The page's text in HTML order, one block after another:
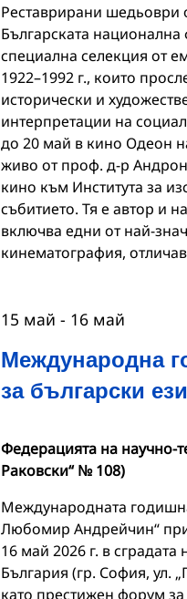
Реставрирани шедьоври
Българската
специална селекция от
1922–1992 г., които
исторически и
интерпретации на
до 20 май в кино Одеон
живо от проф. д-р
кино към Института за
събитието. Тя е автор и
включва едни от най-
кинематография,
Международна
за български
15 май - 16 май
Федерацията на научно-
Раковски“ № 108)
Международната
Любомир Андрейчин“ при
16 май 2026 г. в
България (гр. София, ул.
като престижен форум